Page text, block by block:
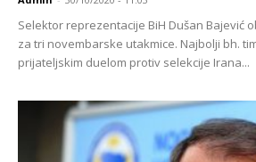
Selektor reprezentacije BiH Dušan Bajević
za tri novembarske utakmice. Najbolji bh.
prijateljskim duelom protiv selekcije Irana...